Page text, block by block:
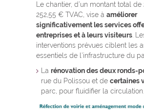
Le chantier, d’un montant total de
252,55 € TVAC, vise à améliorer
significativement les services
entreprises et à leurs visiteurs .
interventions prévues ciblent les
essentiels de l’infrastructure du
La rénovation des deux ronds-
rue du Polissou et de certaines
parc, pour fluidifier la circulation.